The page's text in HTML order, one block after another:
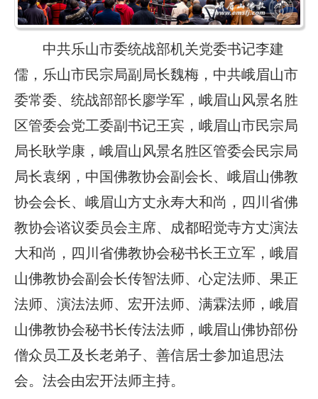
中共乐山市委统战部机关党委书记李建
儒，乐山市民宗局副局长魏梅，中共峨眉山市
委常委、统战部部长廖学军，峨眉山风景名胜
区管委会党工委副书记王宾，峨眉山市民宗局
局长耿学康，峨眉山风景名胜区管委会民宗局
局长袁纲，中国佛教协会副会长、峨眉山佛教
协会会长、峨眉山方丈永寿大和尚，四川省佛
教协会谘议委员会主席、成都昭觉寺方丈演法
大和尚，四川省佛教协会秘书长王立军，峨眉
山佛教协会副会长传智法师、心定法师、果正
法师、演法法师、宏开法师、满霖法师，峨眉
山佛教协会秘书长传法法师，峨眉山佛协部份
僧众员工及长老弟子、善信居士参加追思法
会。法会由宏开法师主持。